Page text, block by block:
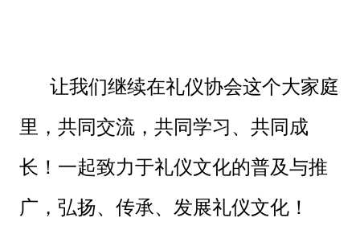
让我们继续在礼仪协会这个大家庭
里，共同交流，共同学习、共同成
长！一起致力于礼仪文化的普及与推
广，弘扬、传承、发展礼仪文化！